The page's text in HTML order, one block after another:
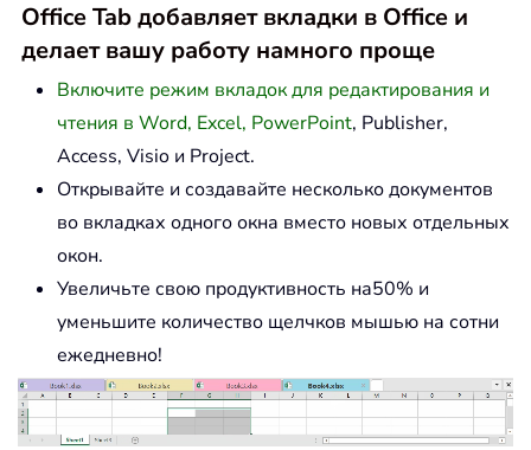
Office Tab добавляет вкладки в Office и
делает вашу работу намного проще
Включите режим вкладок для редактирования и
чтения в Word, Excel, PowerPoint, Publisher,
Access, Visio и Project.
Открывайте и создавайте несколько документов
во вкладках одного окна вместо новых отдельных
окон.
Увеличьте свою продуктивность на50% и
уменьшите количество щелчков мышью на сотни
ежедневно!